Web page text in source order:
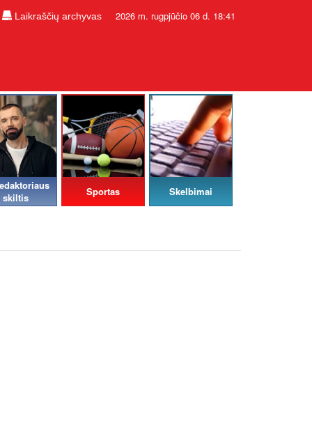
Laikraščių archyvas 2026 m. rugpjūčio 06 d. 18:41
skiltis
Sportas Skelbimai